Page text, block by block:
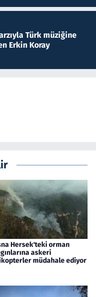
Türk müziğine
Erkin Koray
Hersek'teki orman
askeri
müdahale ediyor